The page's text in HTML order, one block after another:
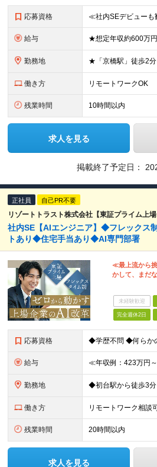
応募資格
給与
勤務地
働き方 リモートワークOK
残業時間 10時間以内
求人を見る
掲載終了予定日：
正社員 自己PR不要
リゾートトラスト株式会社【東証プライム上場
社内SE【AIエンジニア】◆フレック
トあり◆住宅手当あり◆AI専門部署
≪最上流から
かして、まだ
未経験歓迎
完全週休2日
応募資格
給与
勤務地
働き方 リモートワーク相談
残業時間 20時間以内
求人を見る